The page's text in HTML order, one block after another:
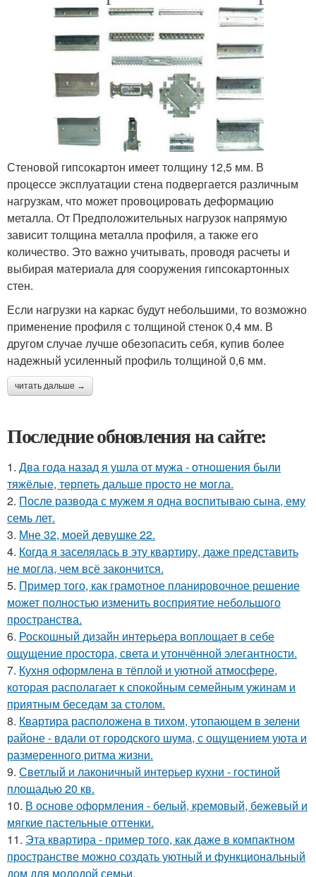
Стеновой гипсокартон имеет толщину 12,5 мм. В
процессе эксплуатации стена подвергается различным
нагрузкам, что может провоцировать деформацию
металла. От Предположительных нагрузок напрямую
зависит толщина металла профиля, а также его
количество. Это важно учитывать, проводя расчеты и
выбирая материала для сооружения гипсокартонных
стен.
Если нагрузки на каркас будут небольшими, то возможно
применение профиля с толщиной стенок 0,4 мм. В
другом случае лучше обезопасить себя, купив более
надежный усиленный профиль толщиной 0,6 мм.
читать дальше →
Последние обновления на сайте:
1. Два года назад я ушла от мужа - отношения были
тяжёлые, терпеть дальше просто не могла.
2. После развода с мужем я одна воспитываю сына, ему
семь лет.
3. Мне 32, моей девушке 22.
4. Когда я заселялась в эту квартиру, даже представить
не могла, чем всё закончится.
5. Пример того, как грамотное планировочное решение
может полностью изменить восприятие небольшого
пространства.
6. Роскошный дизайн интерьера воплощает в себе
ощущение простора, света и утончённой элегантности.
7. Кухня оформлена в тёплой и уютной атмосфере,
которая располагает к спокойным семейным ужинам и
приятным беседам за столом.
8. Квартира расположена в тихом, утопающем в зелени
районе - вдали от городского шума, с ощущением уюта и
размеренного ритма жизни.
9. Светлый и лаконичный интерьер кухни - гостиной
площадью 20 кв.
10. В основе оформления - белый, кремовый, бежевый и
мягкие пастельные оттенки.
11. Эта квартира - пример того, как даже в компактном
пространстве можно создать уютный и функциональный
дом для молодой семьи.